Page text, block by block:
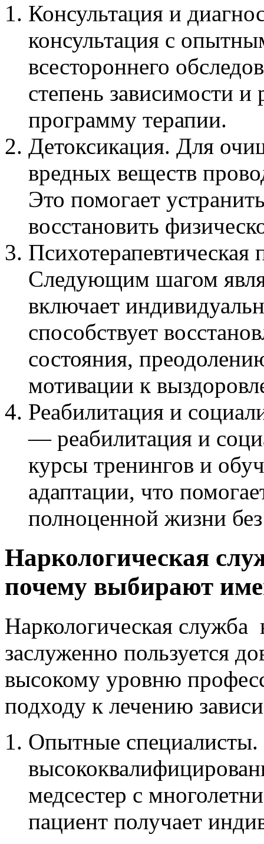
Консультация и
консультация с
всестороннего
степень зависимости
программу терапии.
Детоксикация. Для
вредных веществ
Это помогает
восстановить
Психотерапевтическая
Следующим шагом
включает
способствует
состояния,
мотивации к
Реабилитация и
— реабилитация и
курсы тренингов и
адаптации, что
полноценной жизни
Наркологическая
почему выбирают
Наркологическая служба
заслуженно пользуется
высокому уровню
подходу к лечению
Опытные
медсестер с
пациент получает